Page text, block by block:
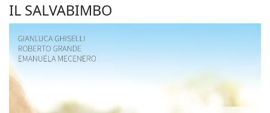
IL SALVABIMBO